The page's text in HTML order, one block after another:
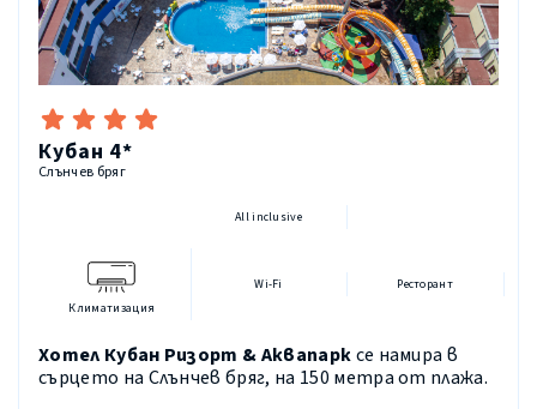
Кубан 4*
Слънчев бряг
All inclusive
Климатизация
Wi-Fi Ресторант
Хотел Кубан Ризорт & Аквапарксе намира в
сърцето на Слънчев бряг, на 150 метра от плажа.